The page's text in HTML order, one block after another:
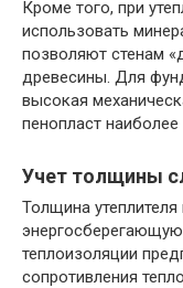
Кроме того, при
использовать
позволяют стенам
древесины. Для
высокая
пенопласт
Учет толщины
Толщина
теплоизоляции
сопротивления